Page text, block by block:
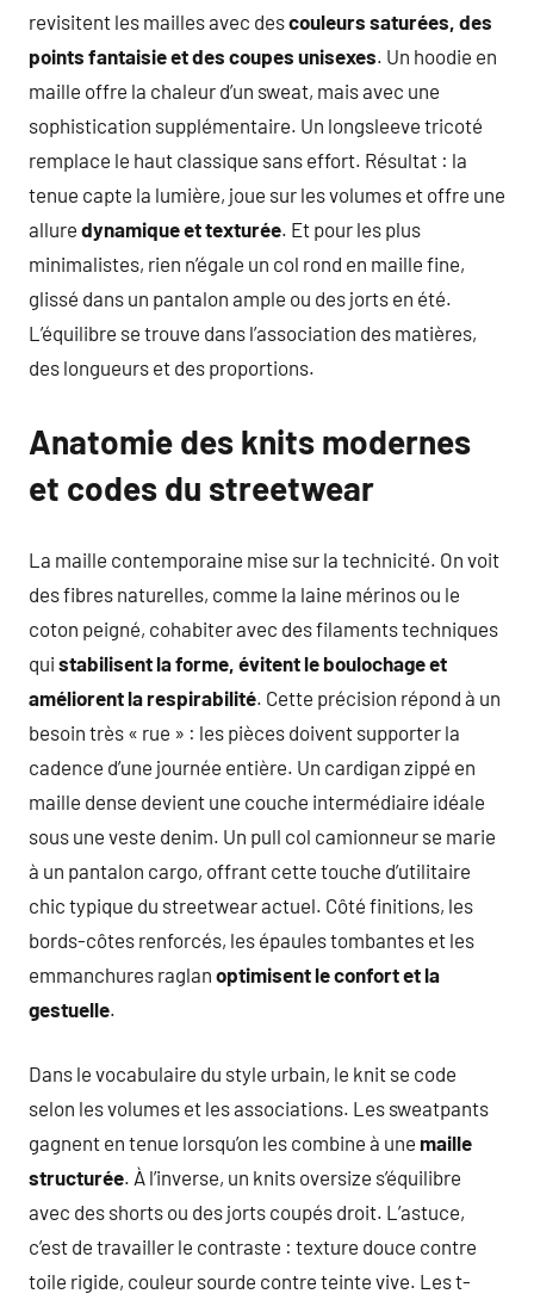
revisitent les mailles avec descouleurs saturées, des
points fantaisie et des coupes unisexes. Un hoodie en
maille offre la chaleur d’un sweat, mais avec une
sophistication supplémentaire. Un longsleeve tricoté
remplace le haut classique sans effort. Résultat : la
tenue capte la lumière, joue sur les volumes et offre une
allure dynamique et texturée. Et pour les plus
minimalistes, rien n’égale un col rond en maille fine,
glissé dans un pantalon ample ou des jorts en été.
L’équilibre se trouve dans l’association des matières,
des longueurs et des proportions.
Anatomie des knits modernes
et codes du streetwear
La maille contemporaine mise sur la technicité. On voit
des fibres naturelles, comme la laine mérinos ou le
coton peigné, cohabiter avec des filaments techniques
qui stabilisent la forme, évitent le boulochage et
améliorent la respirabilité. Cette précision répond à un
besoin très « rue » : les pièces doivent supporter la
cadence d’une journée entière. Un cardigan zippé en
maille dense devient une couche intermédiaire idéale
sous une veste denim. Un pull col camionneur se marie
à un pantalon cargo, offrant cette touche d’utilitaire
chic typique du streetwear actuel. Côté finitions, les
bords-côtes renforcés, les épaules tombantes et les
emmanchures raglan optimisent le confort et la
gestuelle.
Dans le vocabulaire du style urbain, le knit se code
selon les volumes et les associations. Les sweatpants
gagnent en tenue lorsqu’on les combine à une maille
structurée. À l’inverse, un knits oversize s’équilibre
avec des shorts ou des jorts coupés droit. L’astuce,
c’est de travailler le contraste : texture douce contre
toile rigide, couleur sourde contre teinte vive. Les t-